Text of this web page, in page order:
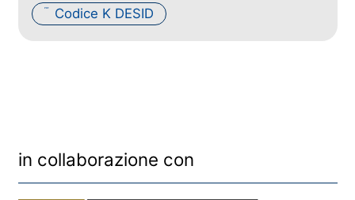
PDF Codice K DESID
in collaborazione con